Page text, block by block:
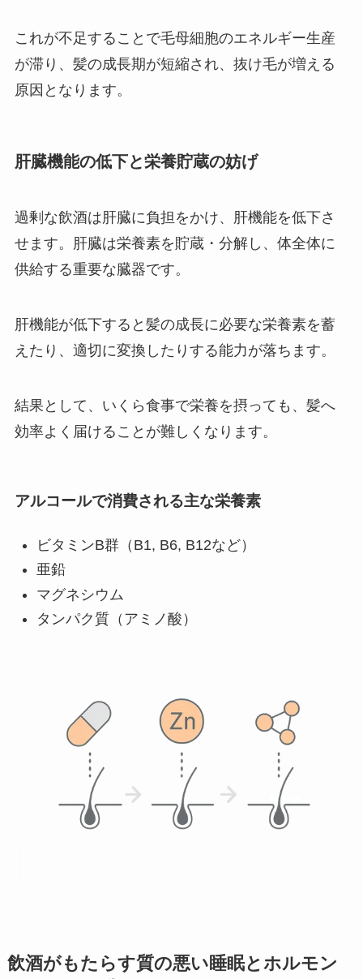
これが不足することで毛母細胞のエネルギー生産
が滞り、髪の成長期が短縮され、抜け毛が増える
原因となります。
肝臓機能の低下と栄養貯蔵の妨げ
過剰な飲酒は肝臓に負担をかけ、肝機能を低下さ
せます。肝臓は栄養素を貯蔵・分解し、体全体に
供給する重要な臓器です。
肝機能が低下すると髪の成長に必要な栄養素を蓄
えたり、適切に変換したりする能力が落ちます。
結果として、いくら食事で栄養を摂っても、髪へ
効率よく届けることが難しくなります。
アルコールで消費される主な栄養素
ビタミンB群（B1, B6, B12など）
亜鉛
マグネシウム
タンパク質（アミノ酸）
飲酒がもたらす質の悪い睡眠とホルモン